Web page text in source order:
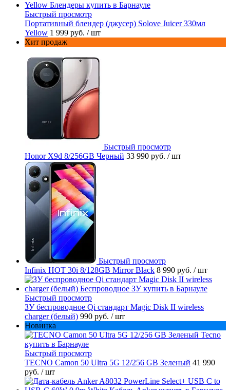
Быстрый просмотр
Портативный блендер (джусер) Solove Juicer 330мл
Yellow 1 999 руб. / шт
Хит продаж
Быстрый просмотр
Honor X9d 8/256GB Черный 33 990 руб. / шт
Быстрый просмотр
Infinix HOT 30i 8/128GB Mirror Black 8 990 руб. / шт
Быстрый просмотр
ЗУ беспроводное Qi стандарт Magic Disk II wireless
charger (белый) 990 руб. / шт
Новинка
Быстрый просмотр
TECNO Camon 50 Ultra 5G 12/256 GB Зеленый 41 990
руб. / шт